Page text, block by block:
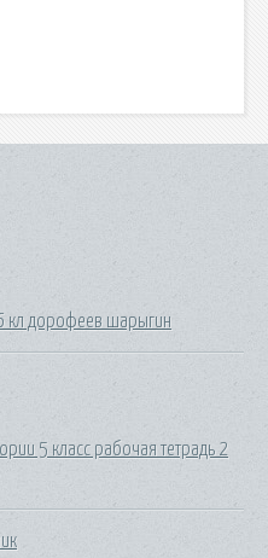
кл дорофеев шарыгин
5 класс рабочая тетрадь 2